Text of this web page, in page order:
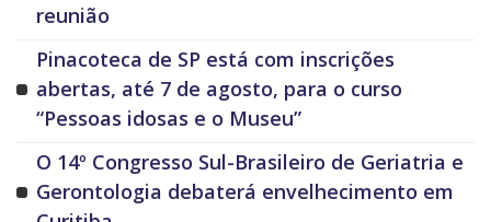
reunião
Pinacoteca de SP está com inscrições
abertas, até 7 de agosto, para o curso
“Pessoas idosas e o Museu”
O 14º Congresso Sul-Brasileiro de Geriatria e
Gerontologia debaterá envelhecimento em